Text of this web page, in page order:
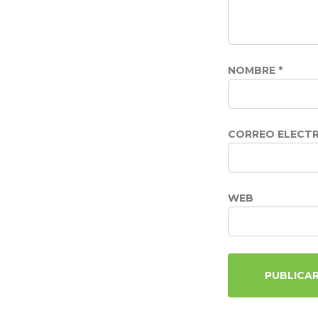
NOMBRE *
CORREO
WEB